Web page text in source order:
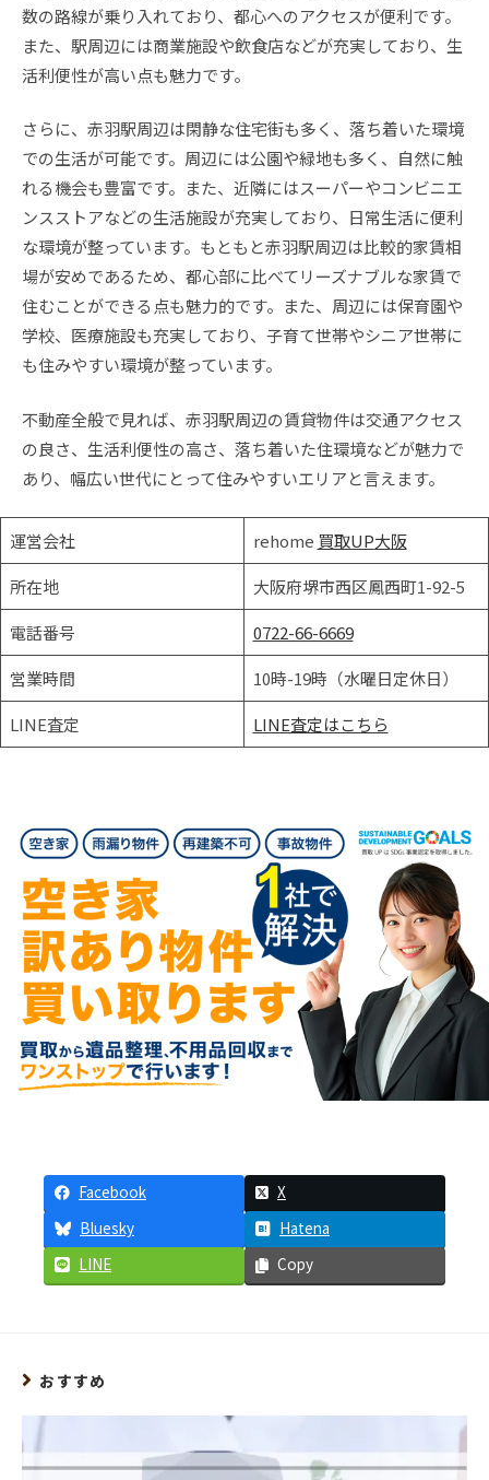
数の路線が乗り入れており、都心へのアクセスが便利です。
また、駅周辺には商業施設や飲食店などが充実しており、生
活利便性が高い点も魅力です。
さらに、赤羽駅周辺は閑静な住宅街も多く、落ち着いた環境
での生活が可能です。周辺には公園や緑地も多く、自然に触
れる機会も豊富です。また、近隣にはスーパーやコンビニエ
ンスストアなどの生活施設が充実しており、日常生活に便利
な環境が整っています。もともと赤羽駅周辺は比較的家賃相
場が安めであるため、都心部に比べてリーズナブルな家賃で
住むことができる点も魅力的です。また、周辺には保育園や
学校、医療施設も充実しており、子育て世帯やシニア世帯に
も住みやすい環境が整っています。
不動産全般で見れば、赤羽駅周辺の賃貸物件は交通アクセス
の良さ、生活利便性の高さ、落ち着いた住環境などが魅力で
あり、幅広い世代にとって住みやすいエリアと言えます。
運営会社 rehome 買取UP大阪
所在地
大阪府堺市西区鳳西町1-92-5
電話番号
0722-66-6669
営業時間
10時-19時（水曜日定休日）
LINE査定
LINE査定はこちら
Facebook
X
Bluesky
Hatena
LINE
Copy
おすすめ